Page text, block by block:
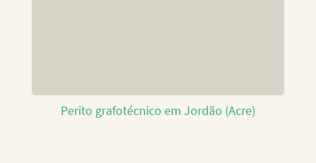
Perito grafotécnico em Jordão (Acre)